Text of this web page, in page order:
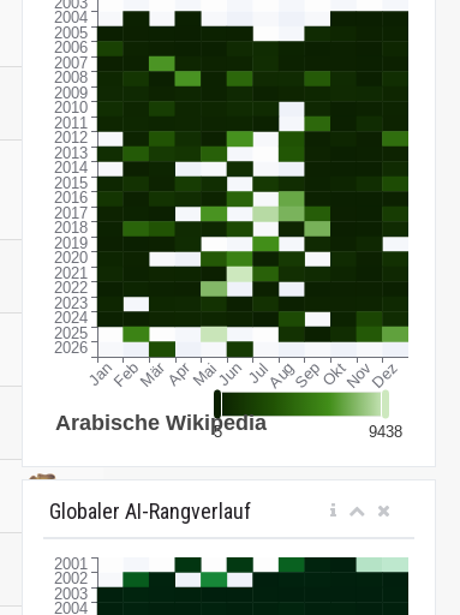
Globaler AI-Rangverlauf